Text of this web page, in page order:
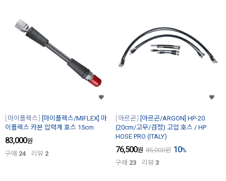
마이플렉스
[마이플렉스/MIFLEX] 마
이플렉스 카본 압력계 호스 15cm
83,000원
구매 24 리뷰 2
아르곤
[아르곤/ARGON] HP-20
(20cm/고무/검정) 고압 호스 / HP
HOSE PRO (ITALY)
76,500원 85,000원 10%
구매 23 리뷰 3